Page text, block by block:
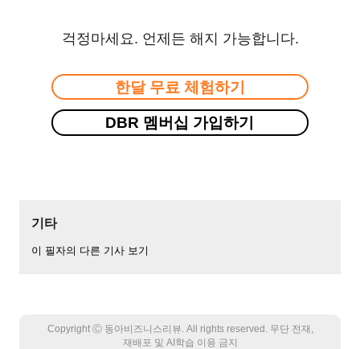
걱정마세요. 언제든 해지 가능합니다.
한달 무료 체험하기
DBR 멤버십 가입하기
기타
이 필자의 다른 기사 보기
Copyright Ⓒ 동아비즈니스리뷰. All rights reserved. 무단 전재,
재배포 및 AI학습 이용 금지